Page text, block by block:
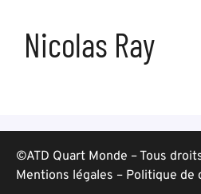
Nicolas Ray
©ATD Quart Monde – Tous
Mentions légales – Politique de